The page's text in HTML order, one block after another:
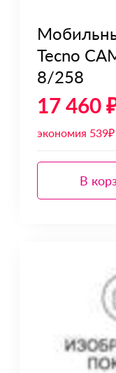
Tecno
8/258
17 460
экономия 539₽
В